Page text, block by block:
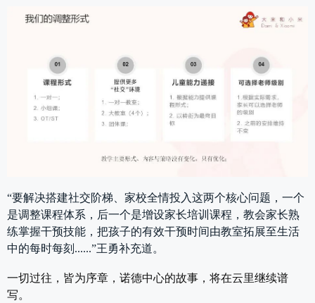
“要解决搭建社交阶梯、家校全情投入这两个核心问题，一个
是调整课程体系，后一个是增设家长培训课程，教会家长熟
练掌握干预技能，把孩子的有效干预时间由教室拓展至生活
中的每时每刻......”王勇补充道。
一切过往，皆为序章，诺德中心的故事，将在云里继续谱
写。